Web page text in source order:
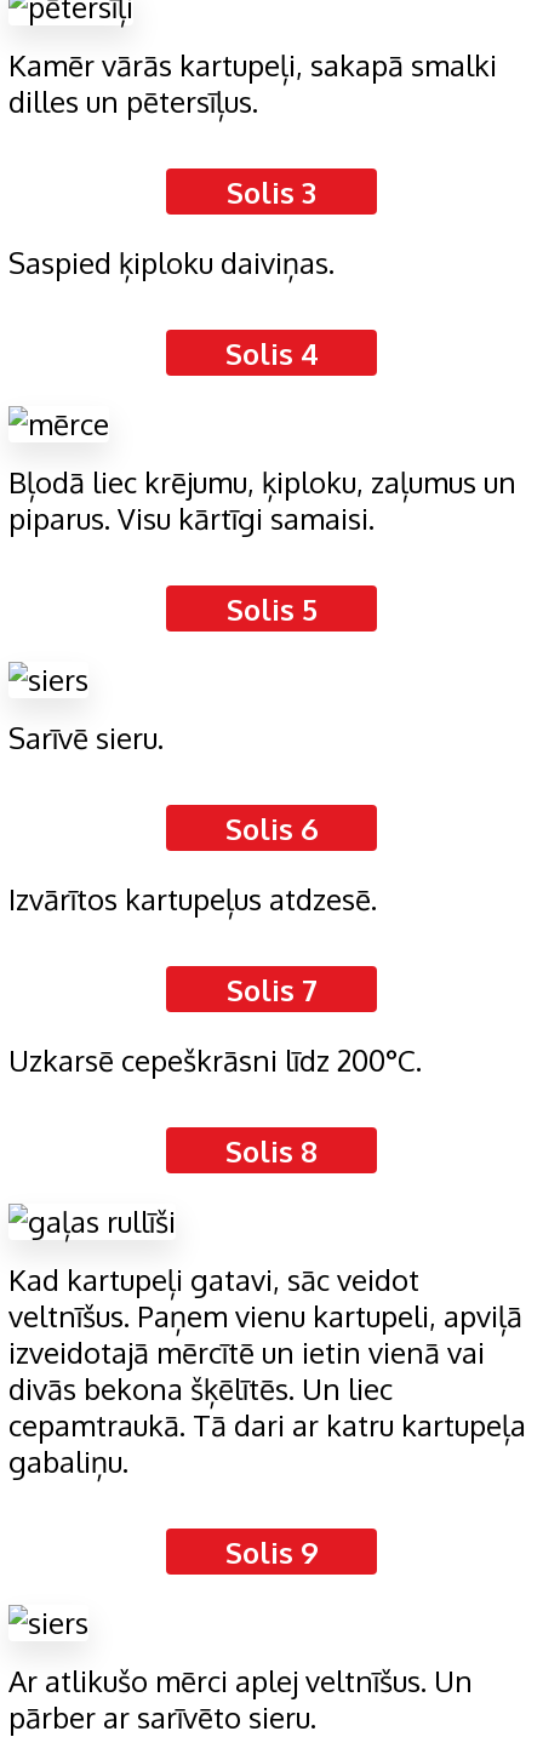
Kamēr vārās kartupeļi, sakapā smalki
dilles un pētersīļus.
Solis 3
Saspied ķiploku daiviņas.
Solis 4
Bļodā liec krējumu, ķiploku, zaļumus un
piparus. Visu kārtīgi samaisi.
Solis 5
Sarīvē sieru.
Solis 6
Izvārītos kartupeļus atdzesē.
Solis 7
Uzkarsē cepeškrāsni līdz 200°C.
Solis 8
Kad kartupeļi gatavi, sāc veidot
veltnīšus. Paņem vienu kartupeli, apviļā
izveidotajā mērcītē un ietin vienā vai
divās bekona šķēlītēs. Un liec
cepamtraukā. Tā dari ar katru kartupeļa
gabaliņu.
Solis 9
Ar atlikušo mērci aplej veltnīšus. Un
pārber ar sarīvēto sieru.